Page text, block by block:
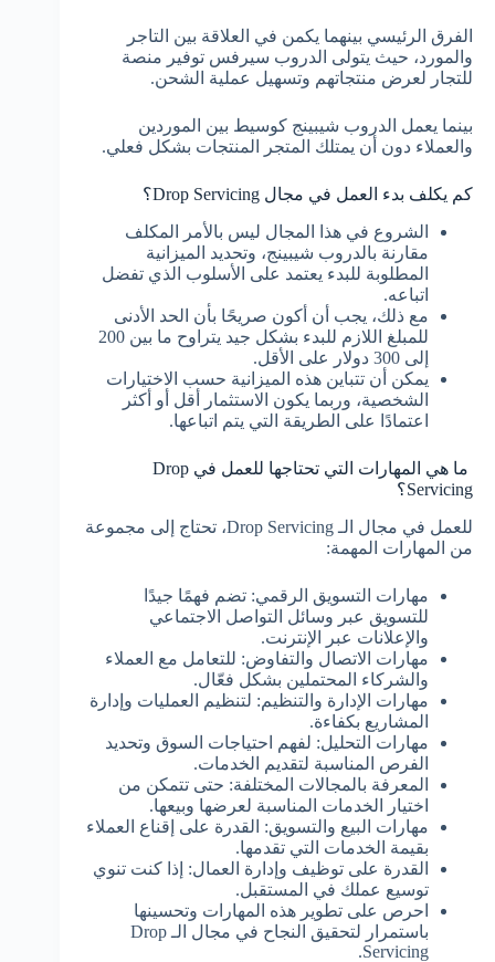
الفرق الرئيسي بينهما يكمن في العلاقة بين التاجر
والمورد، حيث يتولى الدروب سيرفس توفير منصة
للتجار لعرض منتجاتهم وتسهيل عملية الشحن.
بينما يعمل الدروب شيبينج كوسيط بين الموردين
والعملاء دون أن يمتلك المتجر المنتجات بشكل فعلي.
كم يكلف بدء العمل في مجال Drop Servicing؟
الشروع في هذا المجال ليس بالأمر المكلف
مقارنة بالدروب شيبينج، وتحديد الميزانية
المطلوبة للبدء يعتمد على الأسلوب الذي تفضل
اتباعه.
مع ذلك، يجب أن أكون صريحًا بأن الحد الأدنى
للمبلغ اللازم للبدء بشكل جيد يتراوح ما بين 200
إلى 300 دولار على الأقل.
يمكن أن تتباين هذه الميزانية حسب الاختيارات
الشخصية، وربما يكون الاستثمار أقل أو أكثر
اعتمادًا على الطريقة التي يتم اتباعها.
ما هي المهارات التي تحتاجها للعمل في Drop
Servicing؟
للعمل في مجال الـ Drop Servicing، تحتاج إلى مجموعة
من المهارات المهمة:
مهارات التسويق الرقمي: تضم فهمًا جيدًا
للتسويق عبر وسائل التواصل الاجتماعي
والإعلانات عبر الإنترنت.
مهارات الاتصال والتفاوض: للتعامل مع العملاء
والشركاء المحتملين بشكل فعّال.
مهارات الإدارة والتنظيم: لتنظيم العمليات وإدارة
المشاريع بكفاءة.
مهارات التحليل: لفهم احتياجات السوق وتحديد
الفرص المناسبة لتقديم الخدمات.
المعرفة بالمجالات المختلفة: حتى تتمكن من
اختيار الخدمات المناسبة لعرضها وبيعها.
مهارات البيع والتسويق: القدرة على إقناع العملاء
بقيمة الخدمات التي تقدمها.
القدرة على توظيف وإدارة العمال: إذا كنت تنوي
توسيع عملك في المستقبل.
احرص على تطوير هذه المهارات وتحسينها
باستمرار لتحقيق النجاح في مجال الـ Drop
Servicing.